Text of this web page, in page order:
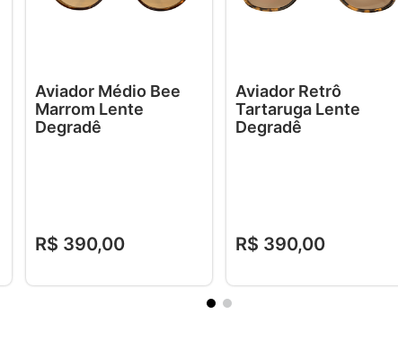
Aviador Médio Bee
Marrom Lente
Degradê
R$ 390,00
Aviador Retrô
Tartaruga Lente
Degradê
R$ 390,00